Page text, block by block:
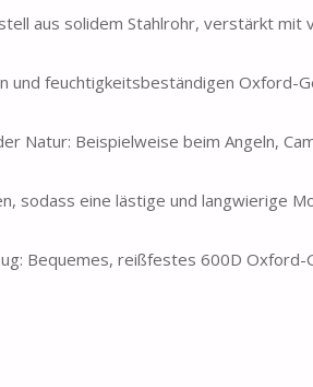
aus solidem Stahlrohr, verstärkt mit
und feuchtigkeitsbeständigen Oxford-
Natur: Beispielweise beim Angeln,
sodass eine lästige und langwierige
Bequemes, reißfestes 600D